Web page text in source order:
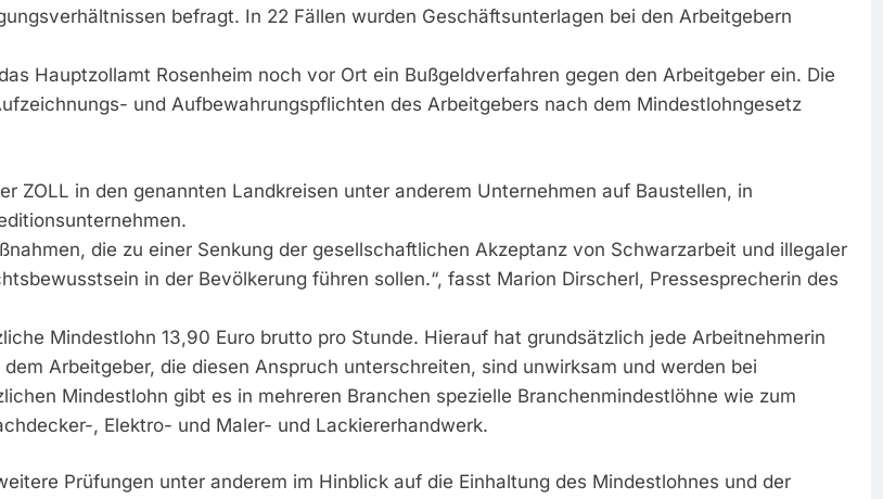
Beinahekollision An Bahnübergang In Aubing / Bundespolizei Ermittelt Wegen
Bahnverkehr
befragt. In 22 Fällen wurden Geschäftsunterlagen bei den Arbeitgebern
Hauptzollamt Rosenheim noch vor Ort ein Bußgeldverfahren gegen den Arbeitgeber ein. Die
und Aufbewahrungspflichten des Arbeitgebers nach dem Mindestlohngesetz
ZOLL in den genannten Landkreisen unter anderem Unternehmen auf Baustellen, in
die zu einer Senkung der gesellschaftlichen Akzeptanz von Schwarzarbeit und illegaler
in der Bevölkerung führen sollen.“, fasst Marion Dirscherl, Pressesprecherin des
Mindestlohn 13,90 Euro brutto pro Stunde. Hierauf hat grundsätzlich jede Arbeitnehmerin
Arbeitgeber, die diesen Anspruch unterschreiten, sind unwirksam und werden bei
Mindestlohn gibt es in mehreren Branchen spezielle Branchenmindestlöhne wie zum
, Elektro- und Maler- und Lackiererhandwerk.
Prüfungen unter anderem im Hinblick auf die Einhaltung des Mindestlohnes und der